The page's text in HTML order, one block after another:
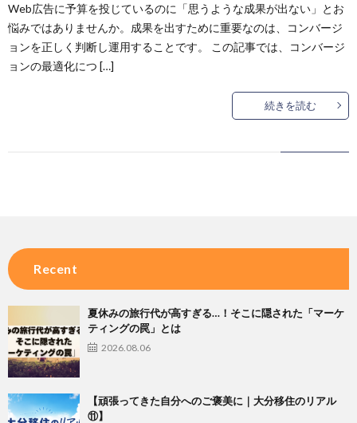
Web広告に予算を投じているのに「思うような成果が出ない」とお
悩みではありませんか。成果を出すために重要なのは、コンバージ
ョンを正しく判断し運用することです。 この記事では、コンバージ
ョンの最適化につ […]
続きを読む
Recent
夏休みの旅行代が高すぎる…！そこに隠された「マーケ
ティングの罠」とは
2026.08.06
【頑張ってきた自分へのご褒美に｜大分移住のリアル
⑪】